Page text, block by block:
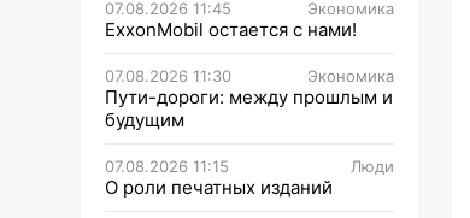
07.08.2026 11:45 Экономика
ExxonMobil остается с нами!
07.08.2026 11:30 Экономика
Пути-дороги: между прошлым и
будущим
07.08.2026 11:15 Люди
О роли печатных изданий